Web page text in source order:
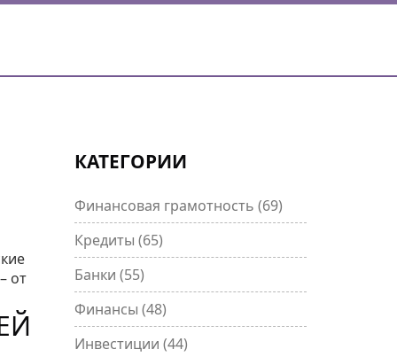
от
КАТЕГОРИИ
Финансовая грамотность (69)
Кредиты (65)
Банки (55)
Финансы (48)
Инвестиции (44)